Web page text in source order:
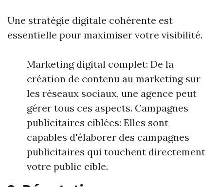
Une stratégie digitale cohérente est
essentielle pour maximiser votre visibilité.
Marketing digital complet: De la
création de contenu au marketing sur
les réseaux sociaux, une agence peut
gérer tous ces aspects. Campagnes
publicitaires ciblées: Elles sont
capables d'élaborer des campagnes
publicitaires qui touchent directement
votre public cible.